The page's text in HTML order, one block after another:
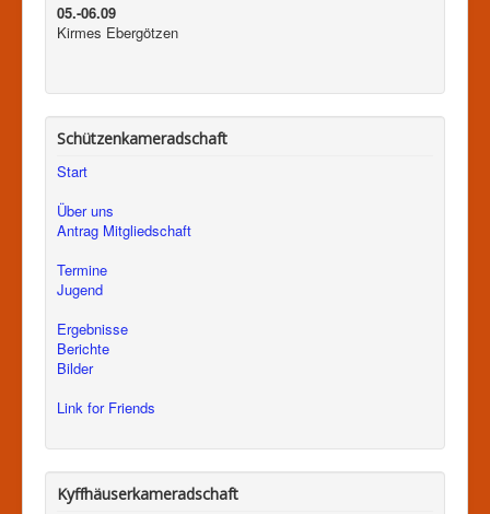
05.-06.09
Kirmes Ebergötzen
Schützenkameradschaft
Start
Über uns
Antrag Mitgliedschaft
Termine
Jugend
Ergebnisse
Berichte
Bilder
Link for Friends
Kyffhäuserkameradschaft